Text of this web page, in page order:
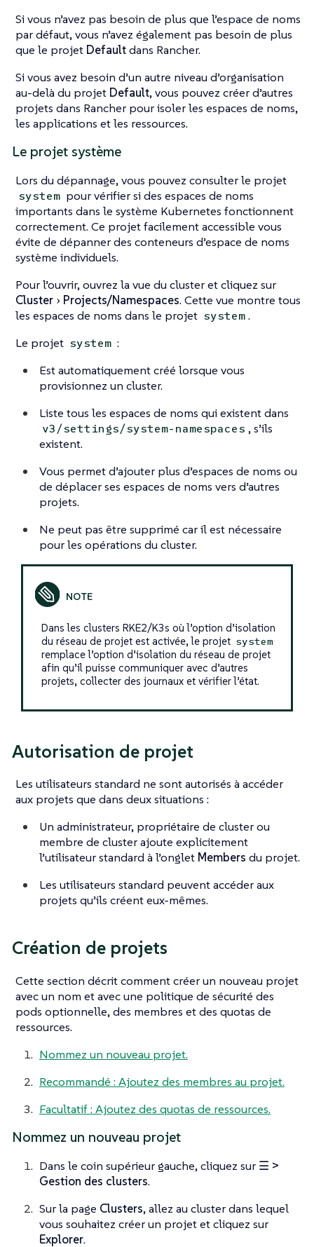
Si vous n’avez pas besoin de plus que l’espace de noms
par défaut, vous n’avez également pas besoin de plus
que le projet Defaultdans Rancher.
Si vous avez besoin d’un autre niveau d’organisation
au-delà du projet Default, vous pouvez créer d’autres
projets dans Rancher pour isoler les espaces de noms,
les applications et les ressources.
Le projet système
Lors du dépannage, vous pouvez consulter le projet
system pour vérifier si des espaces de noms
importants dans le système Kubernetes fonctionnent
correctement. Ce projet facilement accessible vous
évite de dépanner des conteneurs d’espace de noms
système individuels.
Pour l’ouvrir, ouvrez la vue du cluster et cliquez sur
Cluster
Projects/Namespaces. Cette vue montre tous
les espaces de noms dans le projet system.
Le projet system :
Est automatiquement créé lorsque vous
provisionnez un cluster.
Liste tous les espaces de noms qui existent dans
v3/settings/system-namespaces , s’ils
existent.
Vous permet d’ajouter plus d’espaces de noms ou
de déplacer ses espaces de noms vers d’autres
projets.
Ne peut pas être supprimé car il est nécessaire
pour les opérations du cluster.
Dans les clusters RKE2/K3s où l’option d’isolation
du réseau de projet est activée, le projet system
remplace l’option d’isolation du réseau de projet
afin qu’il puisse communiquer avec d’autres
projets, collecter des journaux et vérifier l’état.
Autorisation de projet
Les utilisateurs standard ne sont autorisés à accéder
aux projets que dans deux situations :
Un administrateur, propriétaire de cluster ou
membre de cluster ajoute explicitement
l’utilisateur standard à l’onglet Members du projet.
Les utilisateurs standard peuvent accéder aux
projets qu’ils créent eux-mêmes.
Création de projets
Cette section décrit comment créer un nouveau projet
avec un nom et avec une politique de sécurité des
pods optionnelle, des membres et des quotas de
ressources.
Nommez un nouveau projet.
Recommandé : Ajoutez des membres au projet.
Facultatif : Ajoutez des quotas de ressources.
Nommez un nouveau projet
Dans le coin supérieur gauche, cliquez sur ☰ >
Gestion des clusters.
Sur la page Clusters, allez au cluster dans lequel
vous souhaitez créer un projet et cliquez sur
Explorer.